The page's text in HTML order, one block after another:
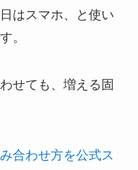
はスマホ、と使い
。
せても、増える固
合わせ方を公式ス